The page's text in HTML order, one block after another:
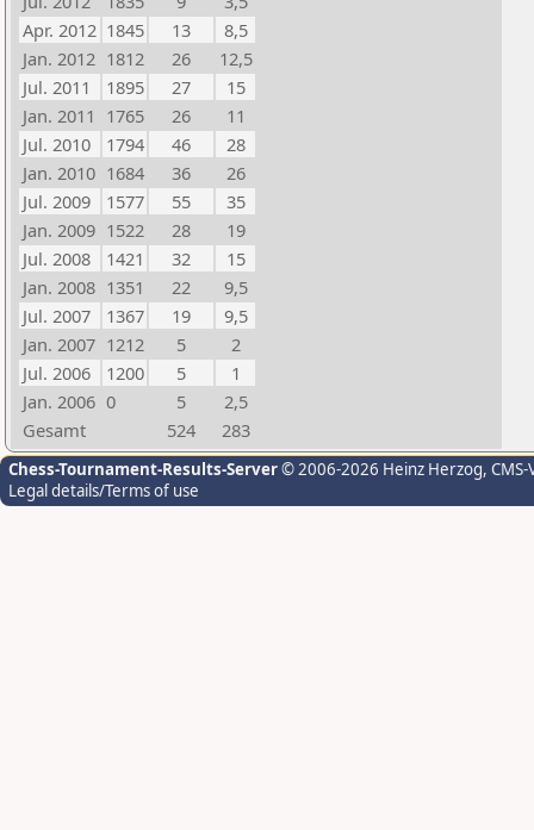
Apr. 2012 1845 13
8,5
Jan. 2012 1812 26
12,5
Jul. 2011
1895 27
15
Jan. 2011 1765 26
11
Jul. 2010
1794 46
28
Jan. 2010 1684 36
26
Jul. 2009
1577 55
35
Jan. 2009 1522 28
19
Jul. 2008
1421 32
15
Jan. 2008 1351 22
9,5
Jul. 2007
1367 19
9,5
Jan. 2007 1212 5
2
Jul. 2006
1200 5
1
Jan. 2006 0 5
2,5
Gesamt
524 283
Chess-Tournament-Results-Server© 2006-2026 Heinz Herzog,
Legal details/Terms of use